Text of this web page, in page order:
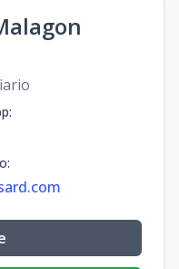
:
: